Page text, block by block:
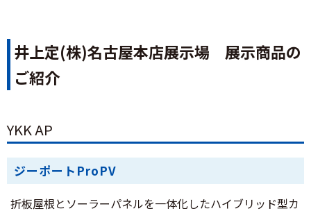
井上定(株)名古屋本店展示場 展示商品の
ご紹介
YKK AP
ジーポートProPV
折板屋根とソーラーパネルを一体化したハイブリッド型カ